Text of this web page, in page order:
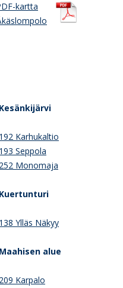
kartta
Kesänkijärvi
192 Karhukaltio
193 Seppola
252 Monomaja
Kuertunturi
138 Ylläs Näkyy
Maahisen alue
209 Karpalo